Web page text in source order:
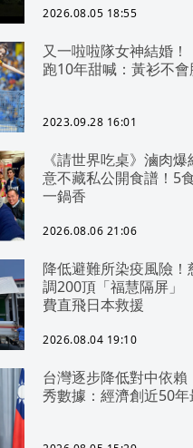
2026.08.05 18:55
又一啦啦隊女神結婚
跑10年甜喊：黃衫不會
2023.09.28 16:01
《請世界吃桌》滷肉
意不藏私公開食譜！5
一鍋香
2026.08.06 21:06
降低避難所染疫風險！
調200頂「福慧隔屏
費直飛日本救援
2026.08.04 19:10
台灣逐步降低對中依
秀數據：經濟創近50